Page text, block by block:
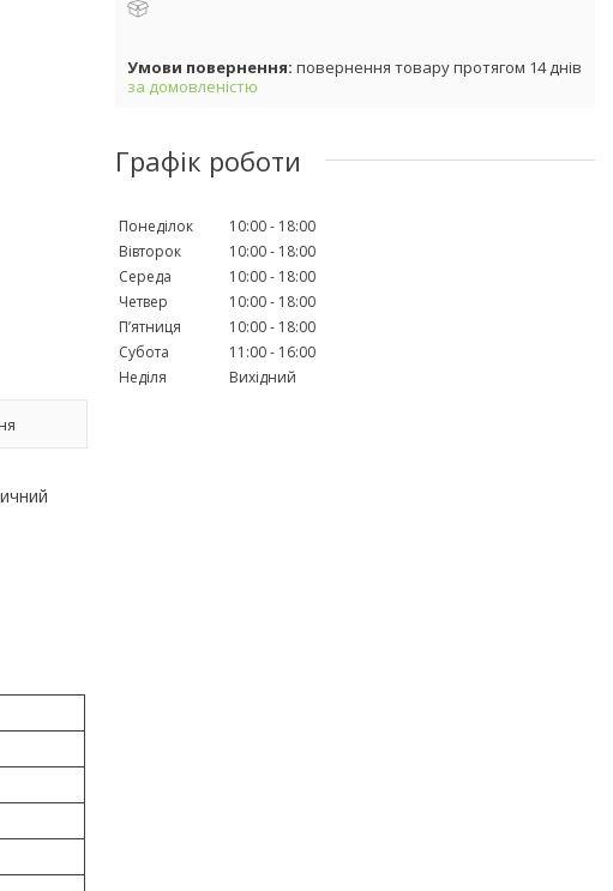
повернення товару протягом 14 днів
за домовленістю
Графік роботи
Понеділок 10:00
18:00
Вівторок
10:00
18:00
Середа
10:00
18:00
Четвер
10:00
18:00
Пʼятниця
10:00
18:00
Субота
11:00
16:00
Неділя
Вихідний